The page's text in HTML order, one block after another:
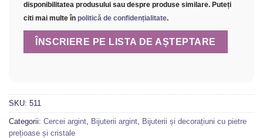
disponibilitatea produsului sau despre produse similare. Puteți
citi mai multe în politică de confidențialitate.
SKU: 511
Categorii: Cercei argint Bijuterii argint Bijuterii și decorațiuni cu pietre
prețioase și cristale